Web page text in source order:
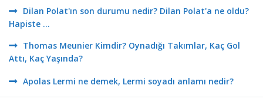
Dilan Polat'ın son durumu nedir? Dilan Polat'a ne oldu?
Hapiste ...
Thomas Meunier Kimdir? Oynadığı Takımlar, Kaç Gol
Attı, Kaç Yaşında?
Apolas Lermi ne demek, Lermi soyadı anlamı nedir?